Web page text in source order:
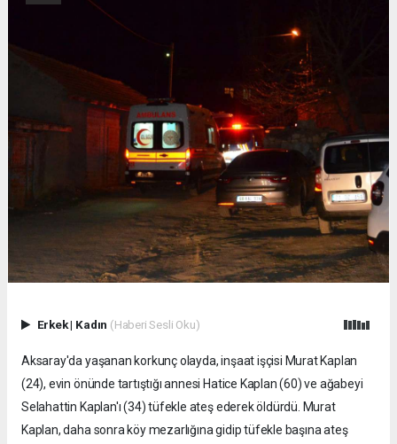
Erkek| Kadın (Haberi Sesli Oku)
Aksaray'da yaşanan korkunç olayda, inşaat işçisi Murat Kaplan
(24), evin önünde tartıştığı annesi Hatice Kaplan (60) ve ağabeyi
Selahattin Kaplan'ı (34) tüfekle ateş ederek öldürdü. Murat
Kaplan, daha sonra köy mezarlığına gidip tüfekle başına ateş